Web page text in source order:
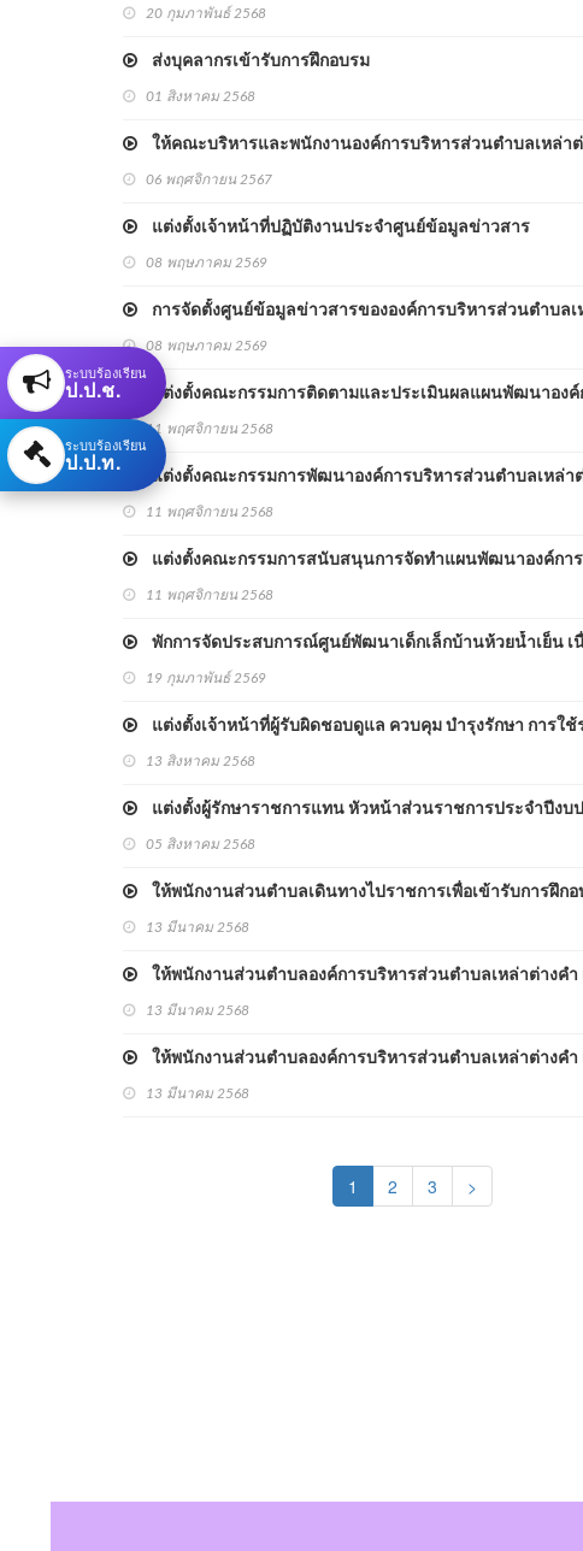
20 กุมภาพันธ์ 2568
ส่งบุคลากรเข้ารับการฝึกอบรม
01 สิงหาคม 2568
ให้คณะบริหารและพนักงานองค์การบริหารส่วนตำบลเหล่าต่
06 พฤศจิกายน 2567
แต่งตั้งเจ้าหน้าที่ปฏิบัติงานประจำศูนย์ข้อมูลข่าวสาร
08 พฤษภาคม 2569
การจัดตั้งศูนย์ข้อมูลข่าวสารขององค์การบริหารส่วนตำบลเ
08 พฤษภาคม 2569
แต่งตั้งคณะกรรมการติดตามและประเมินผลแผนพัฒนาองค์
11 พฤศจิกายน 2568
แต่งตั้งคณะกรรมการพัฒนาองค์การบริหารส่วนตำบลเหล่า
11 พฤศจิกายน 2568
แต่งตั้งคณะกรรมการสนับสนุนการจัดทำแผนพัฒนาองค์การ
11 พฤศจิกายน 2568
พักการจัดประสบการณ์ศูนย์พัฒนาเด็กเล็กบ้านห้วยน้ำเย็น เ
19 กุมภาพันธ์ 2569
แต่งตั้งเจ้าหน้าที่ผู้รับผิดชอบดูแล ควบคุม บำรุงรักษา การใ
13 สิงหาคม 2568
แต่งตั้งผู้รักษาราชการแทน หัวหน้าส่วนราชการประจำปีงบ
05 สิงหาคม 2568
ให้พนักงานส่วนตำบลเดินทางไปราชการเพื่อเข้ารับการฝึกอ
13 มีนาคม 2568
ให้พนักงานส่วนตำบลองค์การบริหารส่วนตำบลเหล่าต่างคำ
13 มีนาคม 2568
ให้พนักงานส่วนตำบลองค์การบริหารส่วนตำบลเหล่าต่างคำ
13 มีนาคม 2568
1 (current)
2 3 >
ระบบร้องเรียน
ป.ป.ช.
ระบบร้องเรียน
ป.ป.ท.